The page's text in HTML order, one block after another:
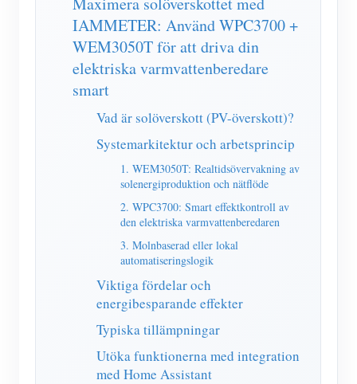
EV laddare
IAMMETER Simulator
Virtuell mätare
Energiprognos och simuleringssystem
Ansökningar
Solar PV System Energiövervakning
Elförbrukningsmonitor
PV-värmare styrsystem
Fabrikens energiövervakning
Resurser
Snabbstart för produkten
Dokumentera
Handledningsvideo
FAQ
Nyheter
gemenskap
Framkallare
Utforska
Om oss
IAMMETER: Använd WPC3700 +
WEM3050T för att driva din
elektriska varmvattenberedare
smart
Vad är solöverskott (PV-överskott)?
Systemarkitektur och arbetsprincip
1. WEM3050T: Realtidsövervakning av
solenergiproduktion och nätflöde
2. WPC3700: Smart effektkontroll av
den elektriska varmvattenberedaren
3. Molnbaserad eller lokal
automatiseringslogik
Viktiga fördelar och
energibesparande effekter
Typiska tillämpningar
Utöka funktionerna med integration
med Home Assistant